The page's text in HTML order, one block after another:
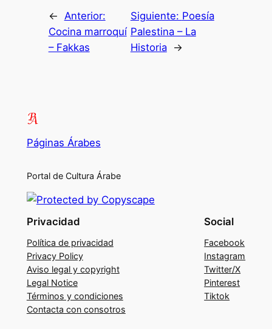
← Anterior:
Cocina marroquí
– Fakkas
Siguiente: Poesía
Palestina – La
Historia
→
Páginas Árabes
Portal de Cultura Árabe
Privacidad
Política de privacidad
Privacy Policy
Aviso legal y copyright
Legal Notice
Términos y condiciones
Contacta con consotros
Social
Facebook
Instagram
Twitter/X
Pinterest
Tiktok